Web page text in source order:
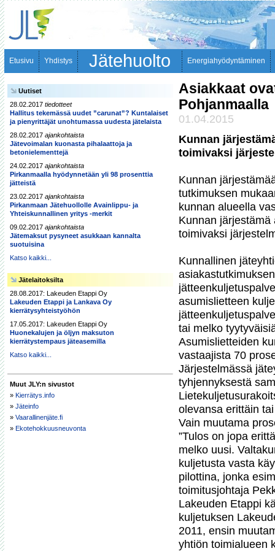
Etusivu Yhdistys Jätehuolto Energiahyödyntäminen
Uutiset
28.02.2017 tiedotteet
Hallitus tekemässä uudet ”carunat”? Kuntalaiset
ja pienyrittäjät unohtumassa uudesta jätelaista
28.02.2017 ajankohtaista
Jätevoimalan kuonasta pihalaattoja ja
betonielementtejä
24.02.2017 ajankohtaista
Pirkanmaalla hyödynnetään yli 98 prosenttia
jätteistä
23.02.2017 ajankohtaista
Pirkanmaan Jätehuollolle Avainlippu- ja
Yhteiskunnallinen yritys -merkit
09.02.2017 ajankohtaista
Jätemaksut pysyneet asukkaan kannalta
suotuisina
Katso kaikki...
Jätelaitoksilta
28.08.2017: Lakeuden Etappi Oy
Lakeuden Etappi ja Lankava Oy
kierrätysyhteistyöhön
17.05.2017: Lakeuden Etappi Oy
Huonekalujen ja öljyn maksuton
kierrätystempaus jäteasemilla
Katso kaikki...
Muut JLY:n sivustot
» Kierrätys.info
» Jäteinfo
» Vaarallinenjäte.fi
» Ekotehokkuusneuvonta
Asiakkaat
Pohjanmaalla
01.04.2015
Kunnan
toimivaksi
Kunnan
tutkimuksen
kunnan alueella
Kunnan
toimivaksi
Kunnallinen
asumislietteen
tai melko
Asumislietteiden
vastaajista 70
Järjestelmässä
tyhjennyksestä
olevansa erittäin
Vain muutama
”Tulos on jopa
melko uusi.
kuljetusta vasta
pilottina, jonka
toimitusjohtaja
Lakeuden Etappi
kuljetuksen
2011, ensin
yhtiön toimialueen